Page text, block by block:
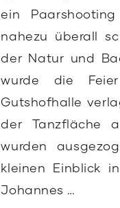
ein
nahezu überall
der Natur und
wurde die
Gutshofhalle
der Tanzfläche
wurden
kleinen Einblick
Johannes …